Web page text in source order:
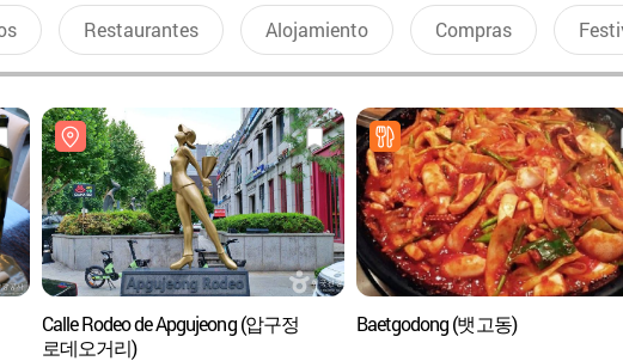
Restaurantes Alojamiento Compras
Calle Rodeo de Apgujeong (압구정
로데오거리)
Baetgodong (뱃고동)